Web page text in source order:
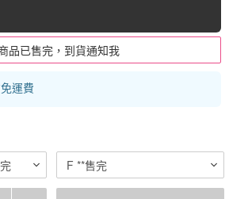
品已售完，到貨通知我
運費
F **售完